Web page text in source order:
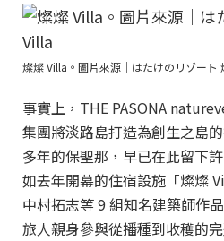
燦燦 Villa。圖片來源｜はたけのリゾート
事實上，THE PASONA
集團將淡路島打造為創生之島
多年的保聖那，早已在此留下
如去年開幕的住宿設施「燦燦
中村拓志等 9 組知名建築師作
旅人親身參與從播種到收穫的